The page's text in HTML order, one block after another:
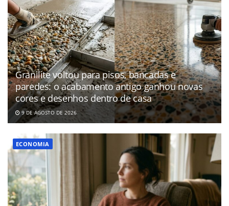
Granilite voltou para pisos, bancadas e
paredes: o acabamento antigo ganhou novas
cores e desenhos dentro de casa
9 DE AGOSTO DE 2026
ECONOMIA